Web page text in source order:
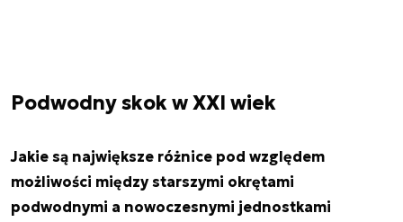
Podwodny skok w XXI wiek
Jakie są największe różnice pod względem
możliwości między starszymi okrętami
podwodnymi a nowoczesnymi jednostkami